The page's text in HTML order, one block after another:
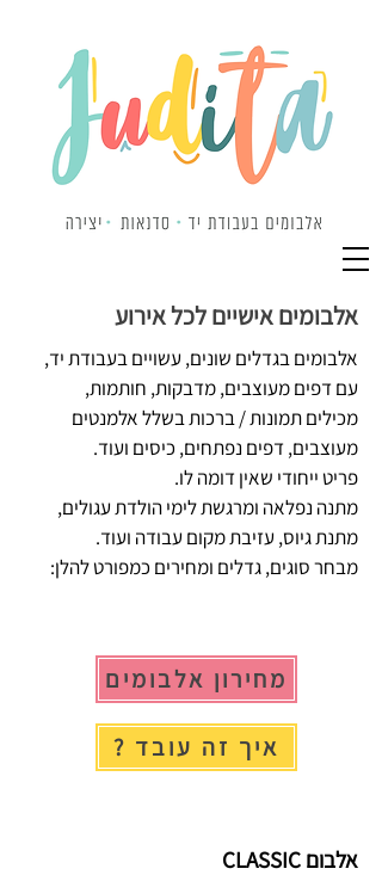
אלבומים אישיים לכל אירוע
אלבומים בגדלים שונים, עשויים בעבודת יד,
עם דפים מעוצבים, מדבקות, חותמות,
מכילים תמונות / ברכות בשלל אלמנטים
מעוצבים, דפים נפתחים, כיסים ועוד.
פריט ייחודי שאין דומה לו.
מתנה נפלאה ומרגשת לימי הולדת עגולים,
מתנת גיוס, עזיבת מקום עבודה ועוד.
מבחר סוגים, גדלים ומחירים כמפורט להלן:
מחירון אלבומים
? איך זה עובד
אלבום CLASSIC